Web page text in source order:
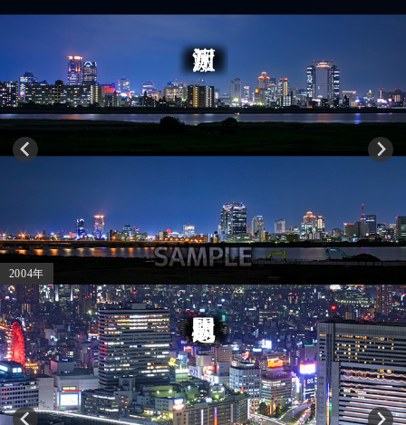
2004年
大阪駅北口周辺